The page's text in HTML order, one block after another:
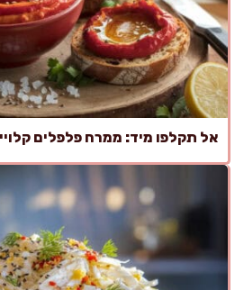
אל תקלפו מיד: ממרח פלפלים